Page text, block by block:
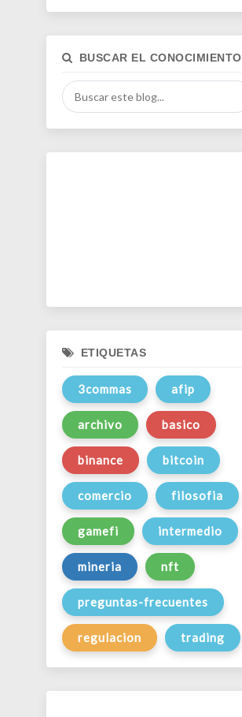
BUSCAR EL CONOCIMIENTO
ETIQUETAS
3commas afip
archivo basico
binance bitcoin
comercio filosofia
gamefi intermedio
mineria nft
preguntas-frecuentes
regulacion trading